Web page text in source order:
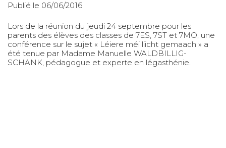
Publié le 06/06/2016
Lors de la réunion du jeudi 24 septembre pour les
parents des élèves des classes de 7ES, 7ST et 7MO, une
conférence sur le sujet « Léiere méi liicht gemaach » a
été tenue par Madame Manuelle WALDBILLIG-
SCHANK, pédagogue et experte en légasthénie.